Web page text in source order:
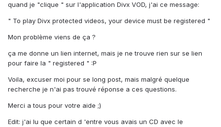
quand je "clique " sur l'application Divx VOD, j'ai ce message:
" To play Divx protected videos, your device must be registered "
Mon problème viens de ça ?
ça me donne un lien internet, mais je ne trouve rien sur se lien
pour faire la " registered " :P
Voila, excuser moi pour se long post, mais malgré quelque
recherche je n'ai pas trouvé réponse a ces questions.
Merci a tous pour votre aide ;)
Edit: j'ai lu que certain d 'entre vous avais un CD avec le